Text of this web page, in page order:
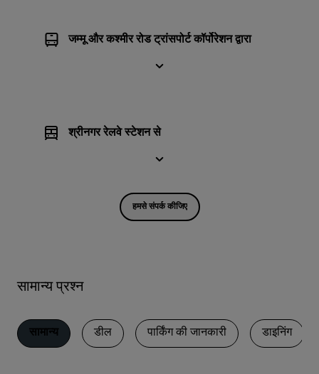
जम्मू और कश्मीर रोड ट्रांसपोर्ट कॉर्पोरेशन द्वारा
श्रीनगर रेलवे स्टेशन से
हमसे संपर्क कीजिए
सामान्य प्रश्न
सामान्य डील पार्किंग की जानकारी डाइनिंग